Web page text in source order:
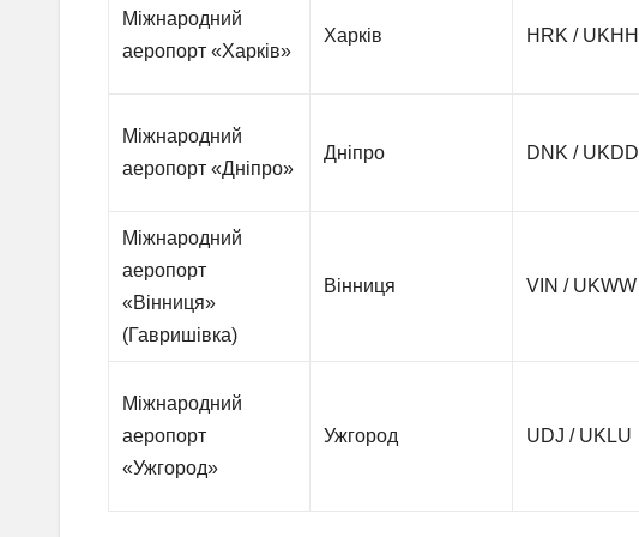
Міжнародний
аеропорт «Харків»
Харків HRK / UKHH
Міжнародний
аеропорт «Дніпро»
Дніпро DNK / UKDD
Міжнародний
аеропорт
«Вінниця»
(Гавришівка)
Вінниця VIN / UKWW
Міжнародний
аеропорт
«Ужгород»
Ужгород UDJ / UKLU